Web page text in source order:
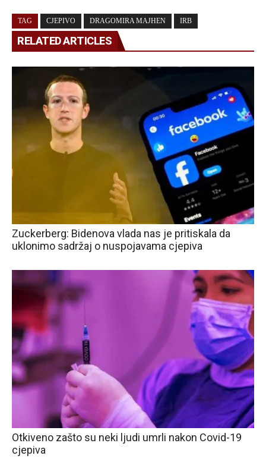
TAG CJEPIVO DRAGOMIRA MAJHEN IRB
RELATED ARTICLES
Zuckerberg: Bidenova vlada nas je pritiskala da
uklonimo sadržaj o nuspojavama cjepiva
Otkiveno zašto su neki ljudi umrli nakon Covid-19
cjepiva